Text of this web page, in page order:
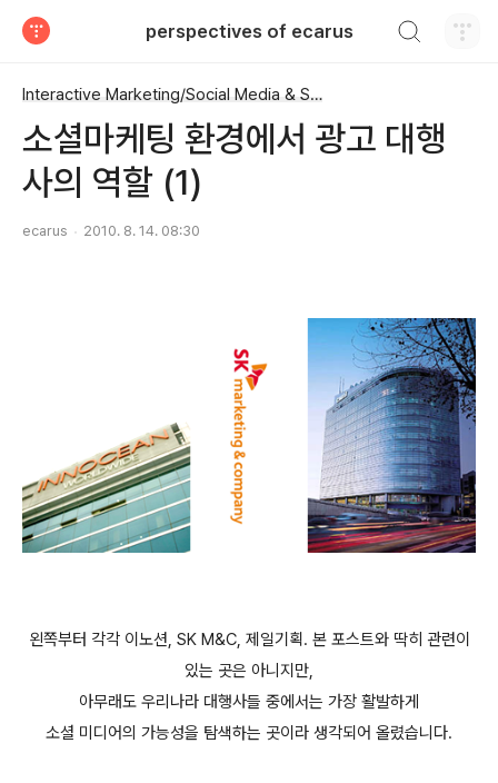
perspectives of ecarus
Interactive Marketing/Social Media & SNS
소셜마케팅 환경에서 광고 대행
사의 역할 (1)
ecarus 2010. 8. 14. 08:30
왼쪽부터 각각 이노션, SK M&C, 제일기획. 본 포스트와 딱히 관련이
있는 곳은 아니지만,
아무래도 우리나라 대행사들 중에서는 가장 활발하게
소셜 미디어의 가능성을 탐색하는 곳이라 생각되어 올렸습니다.